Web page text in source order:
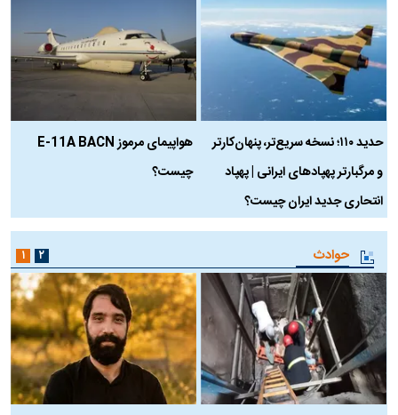
حدید ۱۱۰؛ نسخه سریع‌تر، پنهان‌کارتر
و مرگبارتر پهپادهای ایرانی | پهپاد
انتحاری جدید ایران چیست؟
هواپیمای مرموز E-11A BACN
چیست؟
حوادث ۱ ۲